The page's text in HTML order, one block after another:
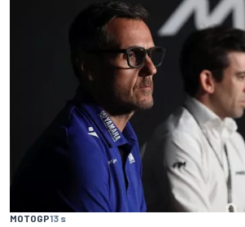
MOTOGP13 s